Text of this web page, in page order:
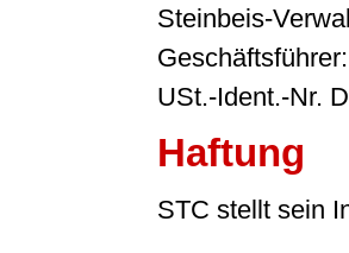
Steinbeis-
USt.-Ident.-Nr.
Haftung
STC stellt sein